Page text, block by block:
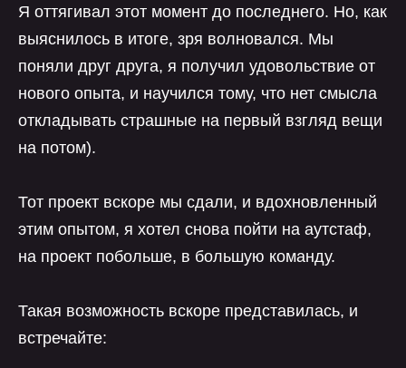
Я оттягивал этот момент до последнего. Но, как
выяснилось в итоге, зря волновался. Мы
поняли друг друга, я получил удовольствие от
нового опыта, и научился тому, что нет смысла
откладывать страшные на первый взгляд вещи
на потом).
Тот проект вскоре мы сдали, и вдохновленный
этим опытом, я хотел снова пойти на аутстаф,
на проект побольше, в большую команду.
Такая возможность вскоре представилась, и
встречайте: